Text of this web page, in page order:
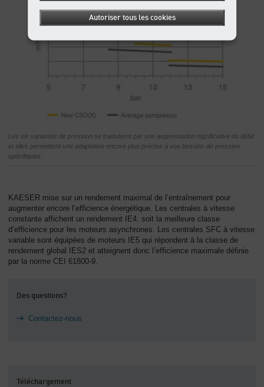
Les six variantes de pression se traduisent par une augmentation significative du débit
et elles permettent une adaptation encore plus précise à vos besoins de pression
spécifiques.
KAESER mise sur un rendement maximal de l’entraînement pour
augmenter encore l’efficience énergétique. Les centrales à vitesse
constante affichent un rendement IE4, soit la meilleure classe
d’efficience pour les moteurs asynchrones. Les centrales SFC à vitesse
variable sont équipées de moteurs IE5 qui répondent à la classe de
rendement global IES2 et atteignent donc l’efficience maximale définie
par la norme CEI 61800-9.
Des questions?
Contactez-nous
Téléchargement
Autoriser tous les cookies